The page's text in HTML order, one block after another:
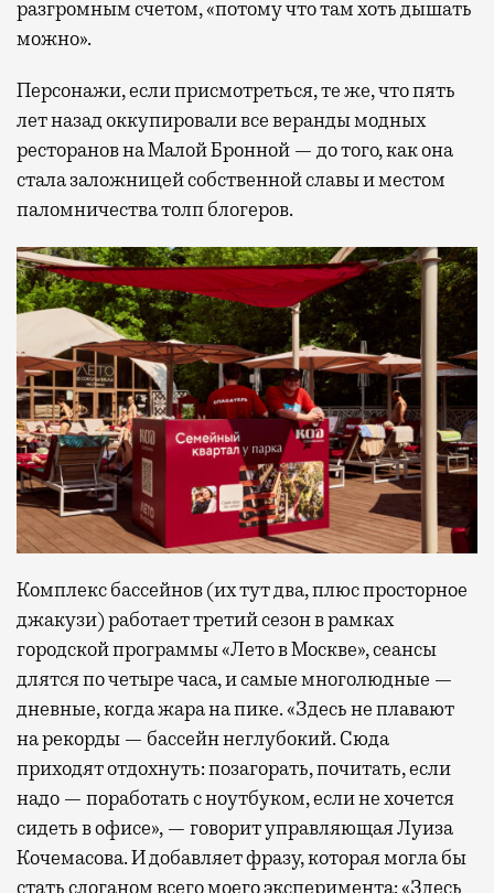
разгромным счетом, «потому что там хоть дышать
можно».
Персонажи, если присмотреться, те же, что пять
лет назад оккупировали все веранды модных
ресторанов на Малой Бронной — до того, как она
стала заложницей собственной славы и местом
паломничества толп блогеров.
Комплекс бассейнов (их тут два, плюс просторное
джакузи) работает третий сезон в рамках
городской программы «Лето в Москве», сеансы
длятся по четыре часа, и самые многолюдные —
дневные, когда жара на пике. «Здесь не плавают
на рекорды — бассейн неглубокий. Сюда
приходят отдохнуть: позагорать, почитать, если
надо — поработать с ноутбуком, если не хочется
сидеть в офисе», — говорит управляющая Луиза
Кочемасова. И добавляет фразу, которая могла бы
стать слоганом всего моего эксперимента: «Здесь